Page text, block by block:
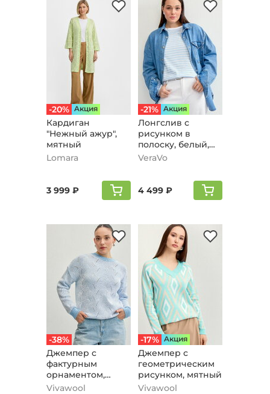
-20% Aкция
Кардиган
"Нежный ажур",
мятный
Lomara
3 999 ₽
-21% Aкция
Лонгслив с
рисунком в
полоску, белый,
голубой
VeraVo
4 499 ₽
-38%
Джемпер с
фактурным
орнаментом,
голубой
Vivawool
-17% Aкция
Джемпер с
геометрическим
рисунком, мятный
Vivawool